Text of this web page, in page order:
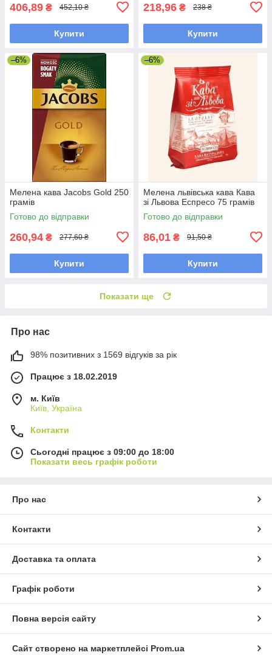
406,89 ₴ 452,10 ₴
Купити
218,96 ₴ 238 ₴
Купити
–6%
Мелена кава Jacobs Gold 250
грамів
Готово до відправки
260,94 ₴ 277,60 ₴
Купити
–6%
Мелена львівська кава Кава
зі Львова Еспресо 75 грамів
Готово до відправки
86,01 ₴ 91,50 ₴
Купити
Показати ще
Про нас
98% позитивних з 1569 відгуків за рік
Працює з 18.02.2019
м. Київ
Київ, Україна
Контакти
Сьогодні працює з 09:00 до 18:00
Показати весь графік роботи
Про нас
Контакти
Доставка та оплата
Графік роботи
Повна версія сайту
Сайт створено на маркетплейсі Prom.ua